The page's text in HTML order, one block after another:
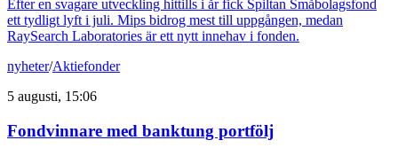
Efter en svagare utveckling hittills i år fick Spiltan Småbolagsfond
ett tydligt lyft i juli. Mips bidrog mest till uppgången, medan
RaySearch Laboratories är ett nytt innehav i fonden.
nyheter/Aktiefonder
5 augusti, 15:06
Fondvinnare med banktung portfölj